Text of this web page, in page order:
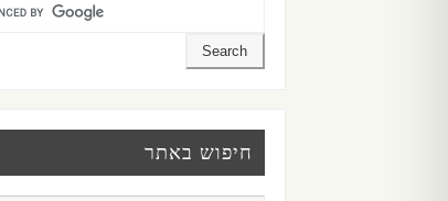
חיפוש באתר